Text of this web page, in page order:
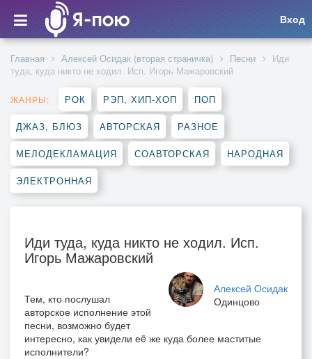
Вход
Главная Алексей Осидак (вторая страничка) Песни
Иди
туда, куда никто не ходил. Исп. Игорь Мажаровский
ЖАНРЫ: РОК РЭП, ХИП-ХОП ПОП
ДЖАЗ, БЛЮЗ АВТОРСКАЯ РАЗНОЕ
МЕЛОДЕКЛАМАЦИЯ СОАВТОРСКАЯ НАРОДНАЯ
ЭЛЕКТРОННАЯ
Иди туда, куда никто не ходил. Исп.
Игорь Мажаровский
Алексей Осидак
Одинцово
Тем, кто послушал
авторское исполнение этой
песни, возможно будет
интересно, как увидели еë же куда более маститые
исполнители?